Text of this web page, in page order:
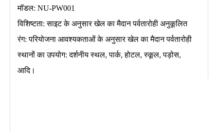
मॉडल: NU-PW001
विशिष्टता: साइट के अनुसार खेल का मैदान पर्वतारोही अनुकूलित
रंग: परियोजना आवश्यकताओं के अनुसार खेल का मैदान पर्वतारोही
स्थानों का उपयोग: दर्शनीय स्थल, पार्क, होटल, स्कूल, पड़ोस,
आदि।